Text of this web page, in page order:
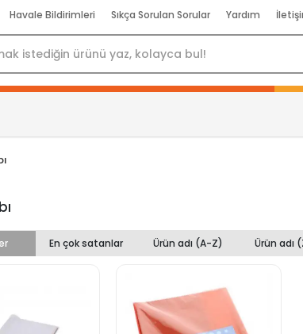
Havale Bildirimleri Sıkça Sorulan Sorular Yardım
En çok satanlar Ürün adı (A-Z) Ürün adı